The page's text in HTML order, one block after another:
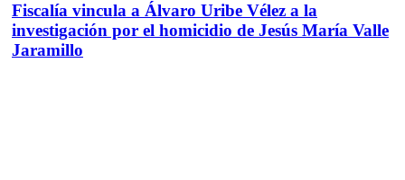
Fiscalía vincula a Álvaro Uribe Vélez a la
investigación por el homicidio de Jesús María Valle
Jaramillo